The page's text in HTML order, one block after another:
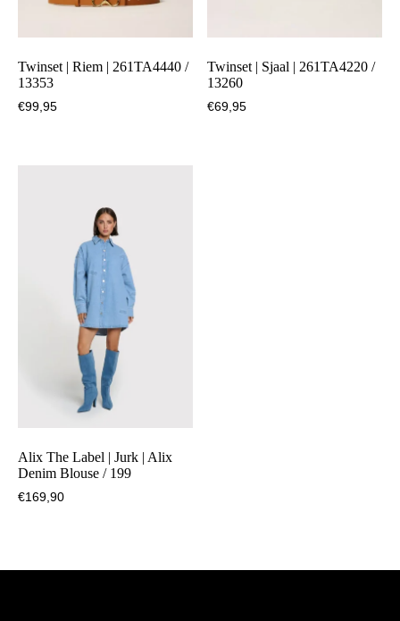
Twinset | Riem | 261TA4440 /
13353
€99,95
Twinset | Sjaal | 261TA4220 /
13260
€69,95
Alix The Label | Jurk | Alix
Denim Blouse / 199
€169,90